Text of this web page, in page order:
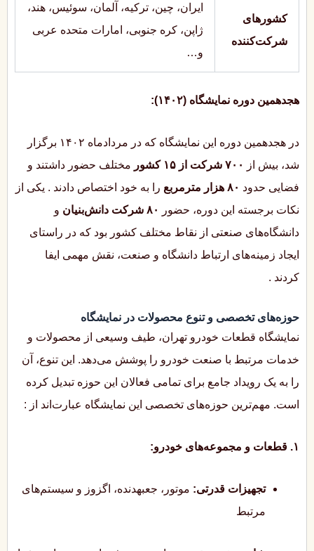
کشورهای
شرکت‌کننده
ایران، چین، ترکیه، آلمان، سوئیس، هند،
ژاپن، کره جنوبی، امارات متحده عربی
و…
هجدهمین دوره نمایشگاه (۱۴۰۲):
در هجدهمین دوره این نمایشگاه که در مردادماه ۱۴۰۲ برگزار
شد، بیش از
۷۰۰ شرکت از ۱۵ کشور
مختلف حضور داشتند و
فضایی حدود ۸۰ هزار مترمربع را به خود اختصاص دادند . یکی از
نکات برجسته این دوره، حضور
۸۰ شرکت دانش‌بنیان
و
دانشگاه‌های صنعتی از نقاط مختلف کشور بود که در راستای
ایجاد زمینه‌های ارتباط دانشگاه و صنعت، نقش مهمی ایفا
کردند .
حوزه‌های تخصصی و تنوع محصولات در نمایشگاه
نمایشگاه قطعات خودرو تهران، طیف وسیعی از محصولات و
خدمات مرتبط با صنعت خودرو را پوشش می‌دهد. این تنوع، آن
را به یک رویداد جامع برای تمامی فعالان این حوزه تبدیل کرده
است. مهم‌ترین حوزه‌های تخصصی این نمایشگاه عبارت‌اند از :
۱. قطعات و مجموعه‌های خودرو:
تجهیزات قدرتی: موتور، جعبهدنده، اگزوز و سیستم‌های
مرتبط